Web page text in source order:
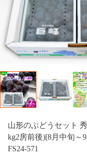
山形のぶどうセット
kg2房前後)[8月中旬～
FS24-571